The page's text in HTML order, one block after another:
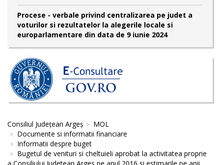
Procese - verbale privind centralizarea pe judet a
voturilor si rezultatelor la alegerile locale si
europarlamentare din data de 9 iunie 2024
Consiliul Județean Argeș
MOL
Documente si informatii financiare
Informatii despre buget
Bugetul de venituri si cheltuieli aprobat la activitatea proprie